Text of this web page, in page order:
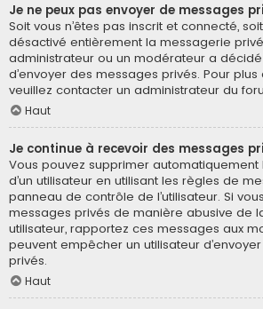
Je ne peux pas envoyer de messages
Soit vous n’êtes pas inscrit et connecté,
désactivé entièrement la messagerie
administrateur ou un modérateur a
d’envoyer des messages privés. Pour plus
veuillez contacter un administrateur du
Haut
Je continue à recevoir des messages
Vous pouvez supprimer
d’un utilisateur en utilisant les règles de
panneau de contrôle de l’utilisateur. Si
messages privés de manière abusive de
utilisateur, rapportez ces messages aux
peuvent empêcher un utilisateur
privés.
Haut